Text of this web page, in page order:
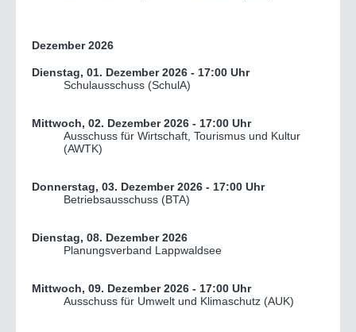
Dezember 2026
Dienstag, 01. Dezember 2026 - 17:00 Uhr
Schulausschuss (SchulA)
Mittwoch, 02. Dezember 2026 - 17:00 Uhr
Ausschuss für Wirtschaft, Tourismus und Kultur
(AWTK)
Donnerstag, 03. Dezember 2026 - 17:00 Uhr
Betriebsausschuss (BTA)
Dienstag, 08. Dezember 2026
Planungsverband Lappwaldsee
Mittwoch, 09. Dezember 2026 - 17:00 Uhr
Ausschuss für Umwelt und Klimaschutz (AUK)